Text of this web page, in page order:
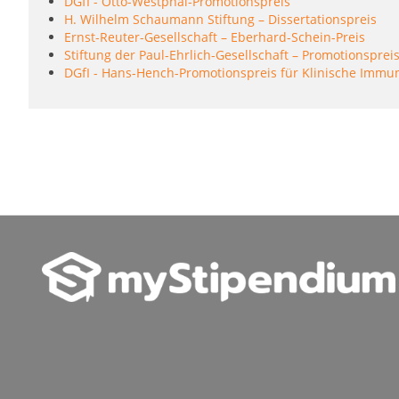
H. Wilhelm Schaumann Stiftung – Dissertationspreis
Ernst-Reuter-Gesellschaft – Eberhard-Schein-Preis
Stiftung der Paul-Ehrlich-Gesellschaft –
DGfI - Hans-Hench-Promotionspreis für Klinische